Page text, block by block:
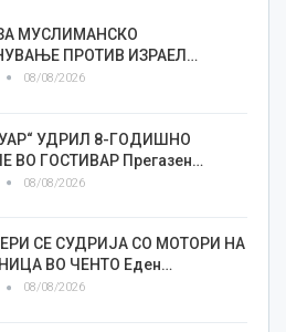
МУСЛИМАНСКО
ПРОТИВ ИЗРАЕЛ…
08/08/2026
УДРИЛ 8-ГОДИШНО
ВО ГОСТИВАР Прегазен…
08/08/2026
СЕ СУДРИЈА СО МОТОРИ НА
ВО ЧЕНТО Еден…
08/08/2026